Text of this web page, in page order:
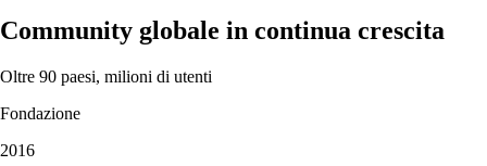
Community globale in continua crescita
Oltre 90 paesi, milioni di utenti
Fondazione
2016